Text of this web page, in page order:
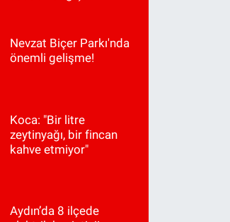
Nevzat Biçer Parkı'nda
önemli gelişme!
Koca: "Bir litre
zeytinyağı, bir fincan
kahve etmiyor"
Aydın’da 8 ilçede